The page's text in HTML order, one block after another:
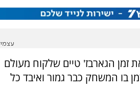
עצמי
זמן הגארבז' טיים שלקוח מעולם
בו המשחק כבר גמור ואיבד כל